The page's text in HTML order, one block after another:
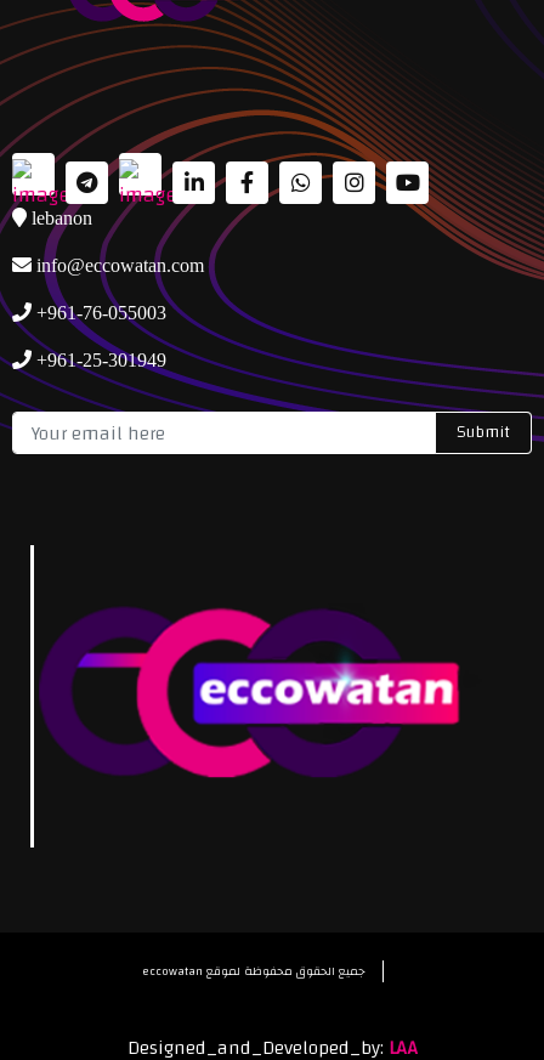
lebanon
info@eccowatan.com
+961-76-055003
+961-25-301949
Submit
eccowatan جميع الحقوق محفوظة لموقع
Designed_and_Developed_by: LAA